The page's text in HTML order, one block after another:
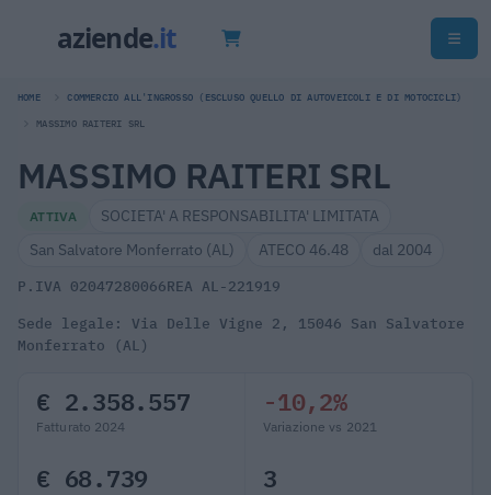
HOME COMMERCIO ALL'INGROSSO (ESCLUSO QUELLO DI AUTOVEICOLI E DI MOTOCICLI)
MASSIMO RAITERI SRL
MASSIMO RAITERI SRL
ATTIVA
SOCIETA' A RESPONSABILITA' LIMITATA
San Salvatore Monferrato (AL)
ATECO 46.48 dal 2004
P.IVA 02047280066REA AL-221919
Sede legale: Via Delle Vigne 2, 15046 San Salvatore
Monferrato (AL)
€ 2.358.557
Fatturato 2024
-10,2%
Variazione vs 2021
€ 68.739 3